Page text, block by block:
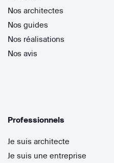
Nos architectes
Nos guides
Nos réalisations
Nos avis
Professionnels
Je suis architecte
Je suis une entreprise